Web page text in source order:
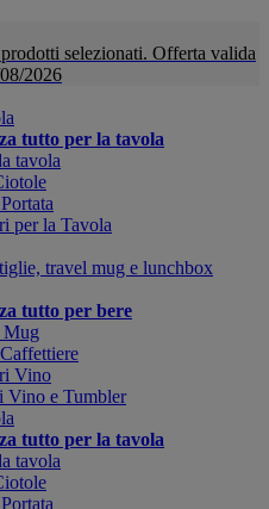
selezionati. Offerta valida
2026
tutto per la tavola
tavola
per la Tavola
travel mug e lunchbox
tutto per bere
Mug
Vino
Vino e Tumbler
tutto per la tavola
tavola